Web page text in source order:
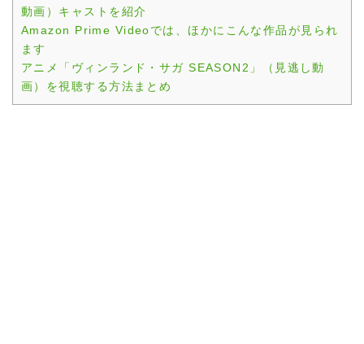
動画）キャストを紹介
Amazon Prime Videoでは、ほかにこんな作品が見られ
ます
アニメ「ヴィンランド・サガ SEASON2」（見逃し動
画）を視聴する方法まとめ